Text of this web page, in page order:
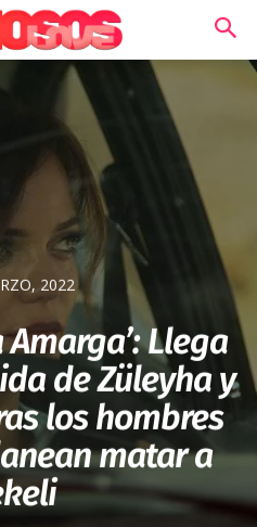
2022
Amarga’: Llega
de Züleyha y
los hombres
matar a